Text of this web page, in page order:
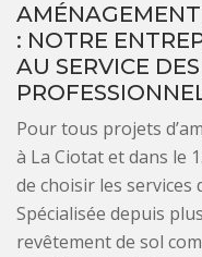
: NOTRE
AU SERVICE
Pour tous projets
à La Ciotat et dans le
de choisir les
Spécialisée depuis
revêtement de sol